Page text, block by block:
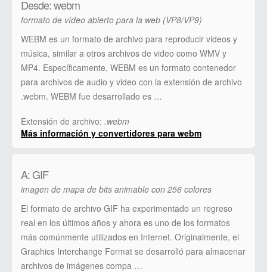
Desde: webm
formato de vídeo abierto para la web (VP8/VP9)
WEBM es un formato de archivo para reproducir videos y
música, similar a otros archivos de video como WMV y
MP4. Específicamente, WEBM es un formato contenedor
para archivos de audio y video con la extensión de archivo
.webm. WEBM fue desarrollado es …
Extensión de archivo: .webm
Más información y convertidores para webm
A: GIF
imagen de mapa de bits animable con 256 colores
El formato de archivo GIF ha experimentado un regreso
real en los últimos años y ahora es uno de los formatos
más comúnmente utilizados en Internet. Originalmente, el
Graphics Interchange Format se desarrolló para almacenar
archivos de imágenes compa …